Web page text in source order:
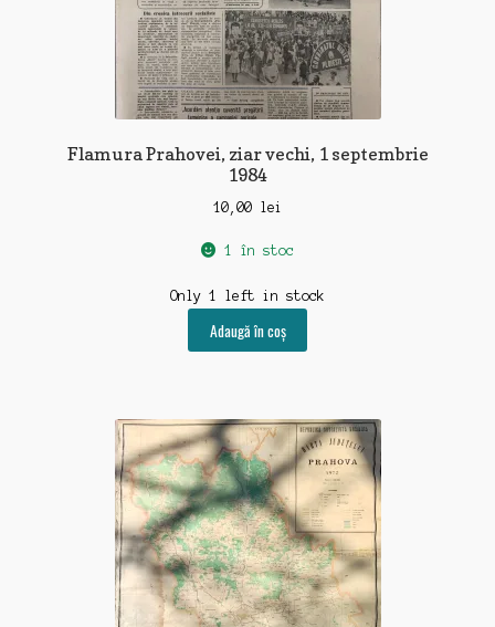
Flamura Prahovei, ziar vechi, 1 septembrie
1984
10,00 lei
1 în stoc
Only 1 left in stock
Adaugă în coș